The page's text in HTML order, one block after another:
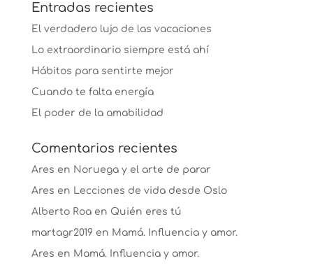
Entradas recientes
El verdadero lujo de las vacaciones
Lo extraordinario siempre está ahí
Hábitos para sentirte mejor
Cuando te falta energía
El poder de la amabilidad
Comentarios recientes
Ares en Noruega y el arte de parar
Ares en Lecciones de vida desde Oslo
Alberto Roaen Quién eres tú
martagr2019en Mamá. Influencia y amor.
Ares en Mamá. Influencia y amor.